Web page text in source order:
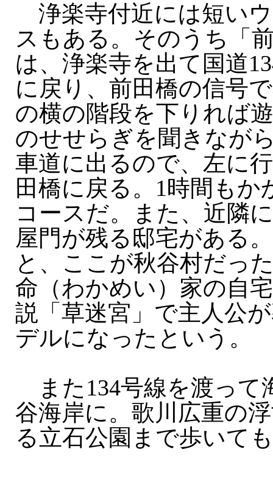
浄楽寺付近には短い
スもある。そのうち「
は、浄楽寺を出て国道
に戻り、前田橋の信号
の横の階段を下りれば
のせせらぎを聞きなが
車道に出るので、左に
田橋に戻る。1時間もか
コースだ。また、近隣
屋門が残る邸宅がある
と、ここが秋谷村だっ
命（わかめい）家の自
説「草迷宮」で主人公
デルになったという。
また134号線を渡って
谷海岸に。歌川広重の
る立石公園まで歩いて